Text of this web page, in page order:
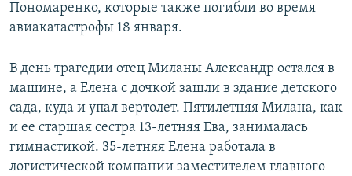
Пономаренко, которые также погибли во время
авиакатастрофы 18 января.
В день трагедии отец Миланы Александр остался в
машине, а Елена с дочкой зашли в здание детского
сада, куда и упал вертолет. Пятилетняя Милана, как
и ее старшая сестра 13-летняя Ева, занималась
гимнастикой. 35-летняя Елена работала в
логистической компании заместителем главного